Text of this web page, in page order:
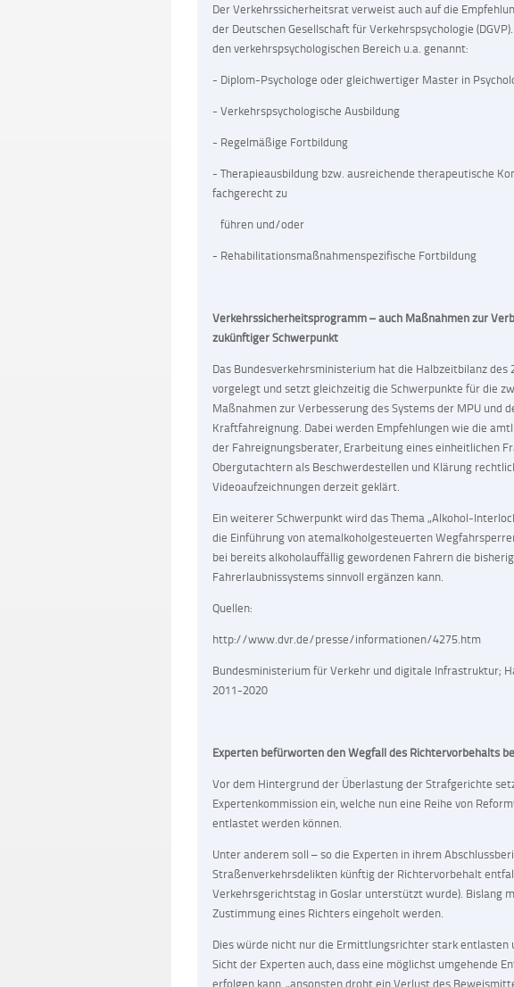
Der Verkehrssicherheitsrat verweist auch auf die
der Deutschen Gesellschaft für Verkehrspsychologie
den verkehrspsychologischen Bereich u.a. genannt:
- Diplom-Psychologe oder gleichwertiger Master in
- Verkehrspsychologische Ausbildung
- Regelmäßige Fortbildung
- Therapieausbildung bzw. ausreichende therapeutische
fachgerecht zu
führen und/oder
- Rehabilitationsmaßnahmenspezifische Fortbildung
Verkehrssicherheitsprogramm – auch Maßnahmen zur
zukünftiger Schwerpunkt
Das Bundesverkehrsministerium hat die Halbzeitbilanz
vorgelegt und setzt gleichzeitig die Schwerpunkte für die
Maßnahmen zur Verbesserung des Systems der MPU und
Kraftfahreignung. Dabei werden Empfehlungen wie die
der Fahreignungsberater, Erarbeitung eines einheitlichen
Obergutachtern als Beschwerdestellen und Klärung
Videoaufzeichnungen derzeit geklärt.
Ein weiterer Schwerpunkt wird das Thema „Alkohol-
die Einführung von atemalkoholgesteuerten
bei bereits alkoholauffällig gewordenen Fahrern die
Fahrerlaubnissystems sinnvoll ergänzen kann.
Quellen:
http://www.dvr.de/presse/informationen/4275.htm
Bundesministerium für Verkehr und digitale Infrastruktur;
2011-2020
Experten befürworten den Wegfall des Richtervorbehalts
Vor dem Hintergrund der Überlastung der Strafgerichte
Expertenkommission ein, welche nun eine Reihe von
entlastet werden können.
Unter anderem soll – so die Experten in ihrem
Straßenverkehrsdelikten künftig der Richtervorbehalt
Verkehrsgerichtstag in Goslar unterstützt wurde). Bislang
Zustimmung eines Richters eingeholt werden.
Dies würde nicht nur die Ermittlungsrichter stark
Sicht der Experten auch, dass eine möglichst umgehende
erfolgen kann, „ansonsten droht ein Verlust des